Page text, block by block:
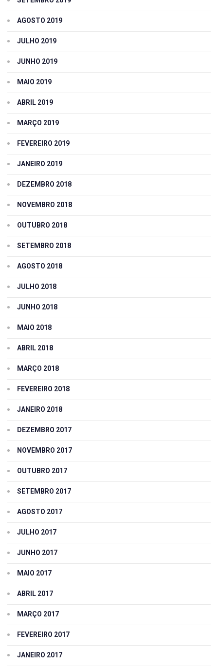
AGOSTO 2019
JULHO 2019
JUNHO 2019
MAIO 2019
ABRIL 2019
MARÇO 2019
FEVEREIRO 2019
JANEIRO 2019
DEZEMBRO 2018
NOVEMBRO 2018
OUTUBRO 2018
SETEMBRO 2018
AGOSTO 2018
JULHO 2018
JUNHO 2018
MAIO 2018
ABRIL 2018
MARÇO 2018
FEVEREIRO 2018
JANEIRO 2018
DEZEMBRO 2017
NOVEMBRO 2017
OUTUBRO 2017
SETEMBRO 2017
AGOSTO 2017
JULHO 2017
JUNHO 2017
MAIO 2017
ABRIL 2017
MARÇO 2017
FEVEREIRO 2017
JANEIRO 2017